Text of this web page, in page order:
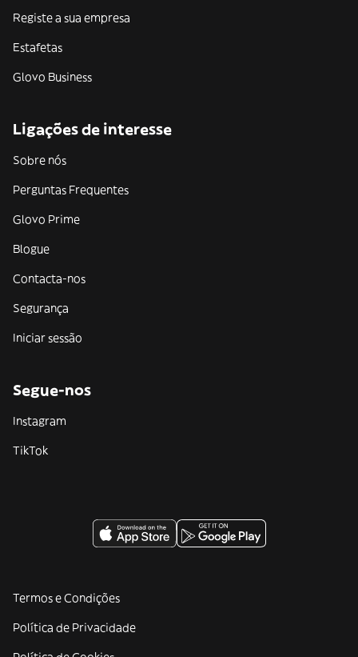
Registe a sua empresa
Estafetas
Glovo Business
Ligações de interesse
Sobre nós
Perguntas Frequentes
Glovo Prime
Blogue
Contacta-nos
Segurança
Iniciar sessão
Segue-nos
Instagram
TikTok
Termos e Condições
Política de Privacidade